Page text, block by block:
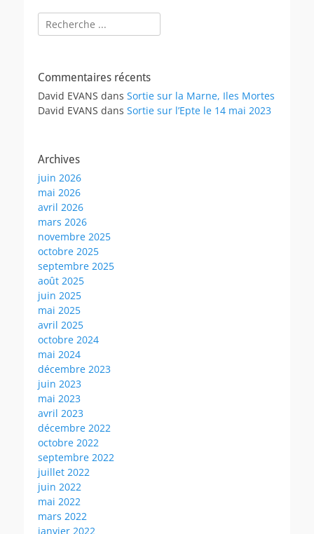
Rechercher :
Commentaires récents
David EVANS dans Sortie sur la Marne, Iles Mortes
David EVANS dans Sortie sur l’Epte le 14 mai 2023
Archives
juin 2026
mai 2026
avril 2026
mars 2026
novembre 2025
octobre 2025
septembre 2025
août 2025
juin 2025
mai 2025
avril 2025
octobre 2024
mai 2024
décembre 2023
juin 2023
mai 2023
avril 2023
décembre 2022
octobre 2022
septembre 2022
juillet 2022
juin 2022
mai 2022
mars 2022
janvier 2022